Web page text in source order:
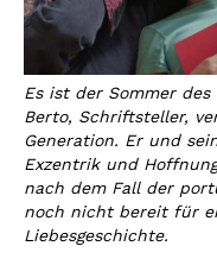
Es ist der Sommer des
Berto, Schriftsteller,
Generation. Er und
Exzentrik und
nach dem Fall der
noch nicht bereit für
Liebesgeschichte.